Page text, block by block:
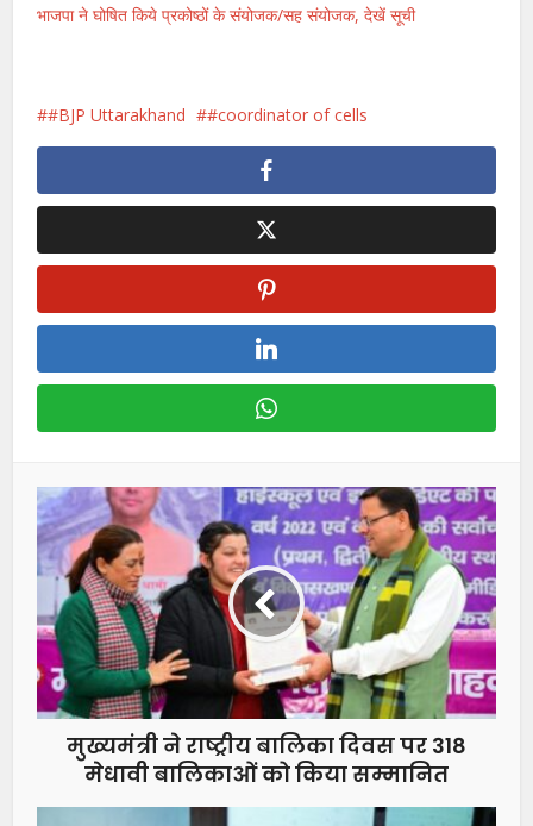
भाजपा ने घोषित किये प्रकोष्ठों के संयोजक/सह संयोजक, देखें सूची
#BJP Uttarakhand #coordinator of cells
मुख्यमंत्री ने राष्ट्रीय बालिका दिवस पर 318
मेधावी बालिकाओं को किया सम्मानित